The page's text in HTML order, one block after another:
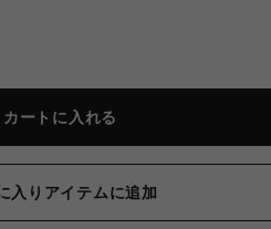
カートに入れる
入りアイテムに追加